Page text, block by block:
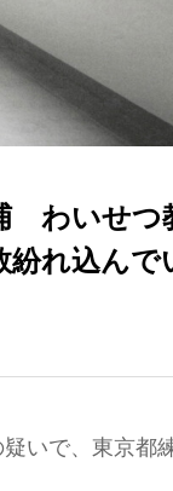
わいせ
れ込んで
いで、東京都